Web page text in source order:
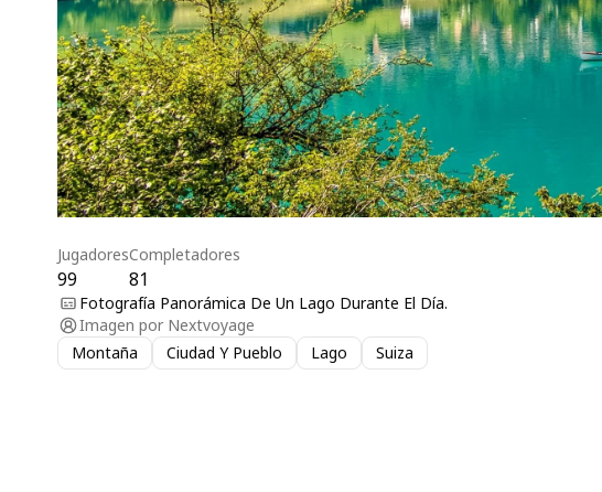
Jugadores
99
Completadores
81
Fotografía Panorámica De Un Lago Durante El Día.
Imagen por Nextvoyage
Montaña
Ciudad Y Pueblo Lago Suiza